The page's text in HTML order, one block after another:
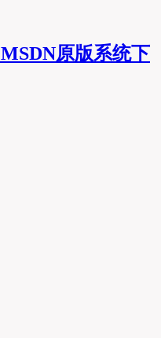
MSDN原版系统下